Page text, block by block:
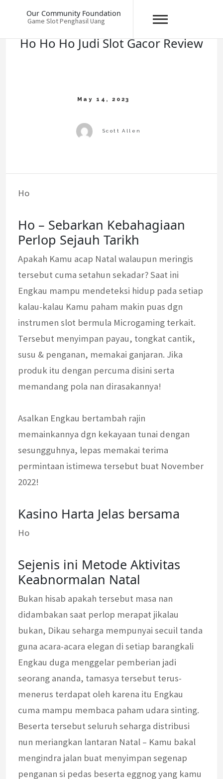
Our Community Foundation
Game Slot Penghasil Uang
Ho Ho Ho Judi Slot Gacor Review
Ho
Ho – Sebarkan Kebahagiaan
Perlop Sejauh Tarikh
Apakah Kamu acap Natal walaupun meringis
tersebut cuma setahun sekadar? Saat ini
Engkau mampu mendeteksi hidup pada setiap
kalau-kalau Kamu paham makin puas dgn
instrumen slot bermula Microgaming terkait.
Tersebut menyimpan payau, tongkat cantik,
susu & penganan, memakai ganjaran. Jika
produk itu dengan percuma disini serta
memandang pola nan dirasakannya!
Asalkan Engkau bertambah rajin
memainkannya dgn kekayaan tunai dengan
sesungguhnya, lepas memakai terima
permintaan istimewa tersebut buat November
2022!
Kasino Harta Jelas bersama
Ho
Sejenis ini Metode Aktivitas
Keabnormalan Natal
Bukan hisab apakah tersebut masa nan
didambakan saat perlop merapat jikalau
bukan, Dikau seharga mempunyai secuil tanda
guna acara-acara elegan di setiap barangkali
Engkau duga menggelar pemberian jadi
seorang ananda, tamasya tersebut terus-
menerus terdapat oleh karena itu Engkau
cuma mampu membaca paham udara sinting.
Beserta tersebut seluruh seharga distribusi
nun meriangkan lantaran Natal – Kamu bakal
mengindra jalan buat menyimpan segenap
penganan si pedas beserta eggnog yang kamu